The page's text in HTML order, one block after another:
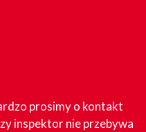
prosimy o kontakt
inspektor nie przebywa